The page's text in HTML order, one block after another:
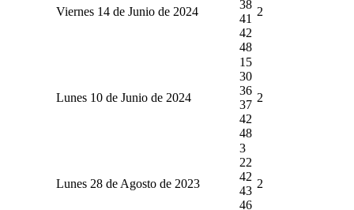
Viernes 14 de Junio de 2024
38
41
42
48
2
Lunes 10 de Junio de 2024
15
30
36
37
42
48
2
Lunes 28 de Agosto de 2023
3
22
42
43
46
2